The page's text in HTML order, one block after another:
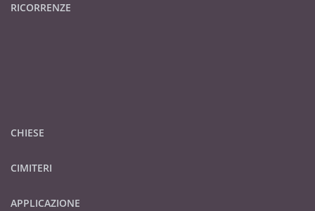
RICORRENZE
CHIESE
CIMITERI
APPLICAZIONE